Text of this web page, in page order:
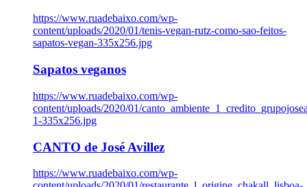
https://www.ruadebaixo.com/wp-
content/uploads/2020/01/tenis-vegan-rutz-como-sao-feitos-
sapatos-vegan-335x256.jpg
Sapatos veganos
https://www.ruadebaixo.com/wp-
content/uploads/2020/01/
1-335x256.jpg
CANTO de José Avillez
https://www.ruadebaixo.com/wp-